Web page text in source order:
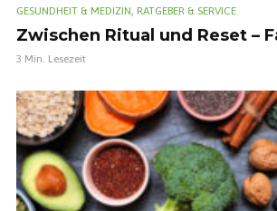
GESUNDHEIT & MEDIZIN, RATGEBER & SERVICE
Zwischen Ritual und Reset –
3 Min. Lesezeit